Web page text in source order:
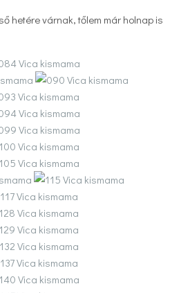
hetére várnak, tőlem már holnap is